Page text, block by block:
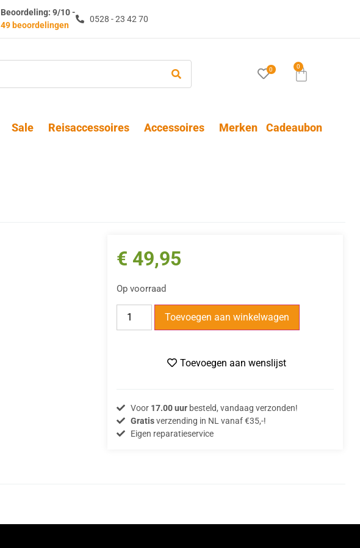
Beoordeling: 9/10 -
49 beoordelingen
0528 - 23 42 70
0 0
Sale Reisaccessoires Accessoires Merken Cadeaubon
€ 49,95
Op voorraad
Toevoegen aan winkelwagen
Toevoegen aan wenslijst
Voor 17.00 uurbesteld, vandaag verzonden!
Gratisverzending in NL vanaf €35,-!
Eigen reparatieservice